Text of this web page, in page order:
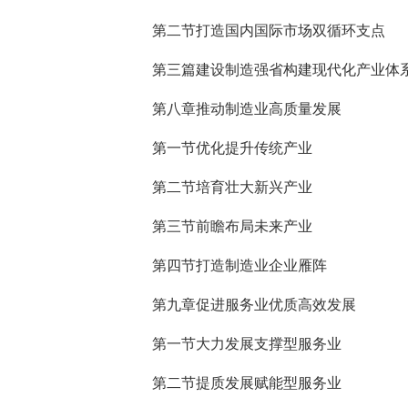
第二节打造国内国际市场双循环支点
第三篇建设制造强省构建现代化产业体
第八章推动制造业高质量发展
第一节优化提升传统产业
第二节培育壮大新兴产业
第三节前瞻布局未来产业
第四节打造制造业企业雁阵
第九章促进服务业优质高效发展
第一节大力发展支撑型服务业
第二节提质发展赋能型服务业